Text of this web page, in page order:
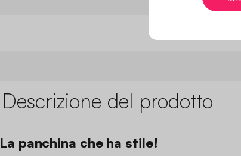
Descrizione del prodotto
La panchina che ha stile!